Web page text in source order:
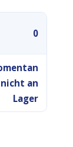
0
nicht an
Lager